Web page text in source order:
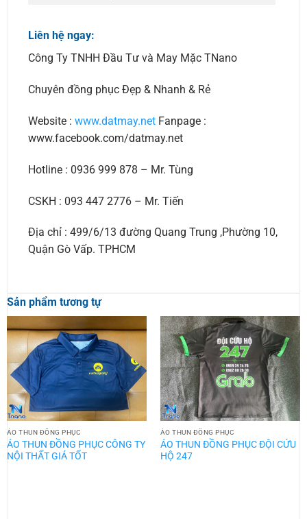
Liên hệ ngay:
Công Ty TNHH Đầu Tư và May Mặc TNano
Chuyên đồng phục Đẹp & Nhanh & Rẻ
Website : www.datmay.netFanpage :
www.facebook.com/datmay.net
Hotline : 0936 999 878 – Mr. Tùng
CSKH : 093 447 2776 – Mr. Tiến
Địa chỉ : 499/6/13 đường Quang Trung ,Phường 10,
Quận Gò Vấp. TPHCM
Sản phẩm tương tự
ÁO THUN ĐỒNG PHỤC
ÁO THUN ĐỒNG PHỤC CÔNG TY
NỘI THẤT GIÁ TỐT
ÁO THUN ĐỒNG PHỤC
ÁO THUN ĐỒNG PHỤC ĐỘI CỨU
HỘ 247